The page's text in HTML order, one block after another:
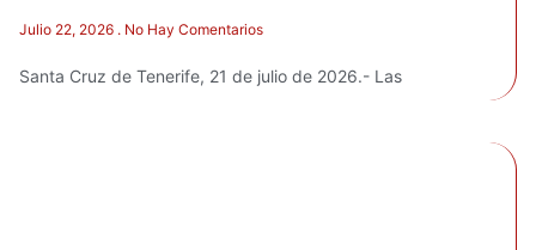
Julio 22, 2026 No Hay Comentarios
Santa Cruz de Tenerife, 21 de julio de 2026.- Las